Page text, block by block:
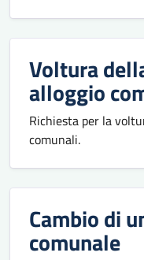
Voltura
alloggio
Richiesta per la
comunali.
Cambio di
comunale